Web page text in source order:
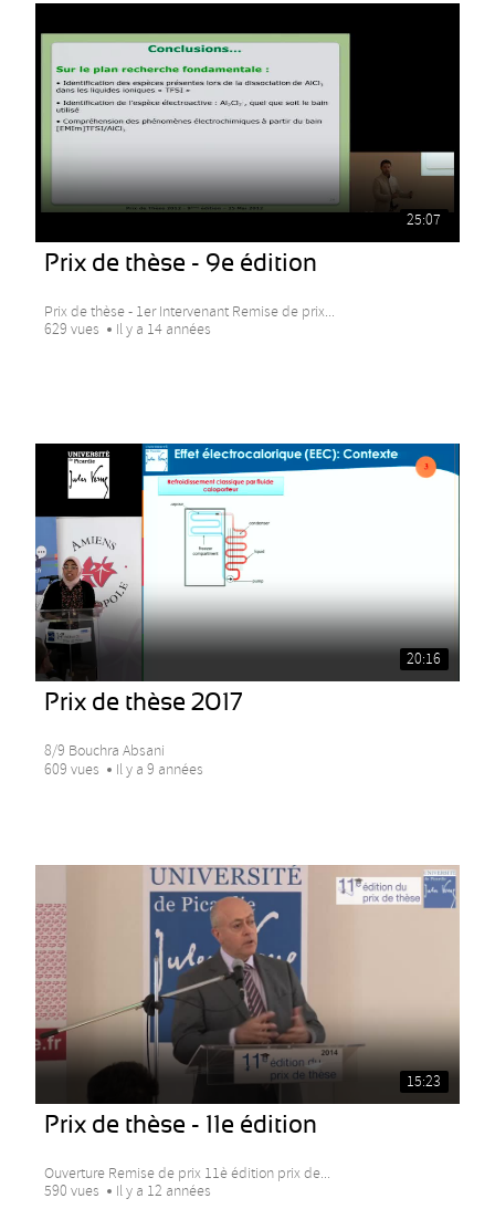
25:07
Prix de thèse - 9e édition
Prix de thèse - 1er Intervenant Remise de prix...
629 vues
Il y a 14 années
20:16
Prix de thèse 2017
8/9 Bouchra Absani
609 vues
Il y a 9 années
15:23
Prix de thèse - 11e édition
Ouverture Remise de prix 11è édition prix de...
590 vues
Il y a 12 années